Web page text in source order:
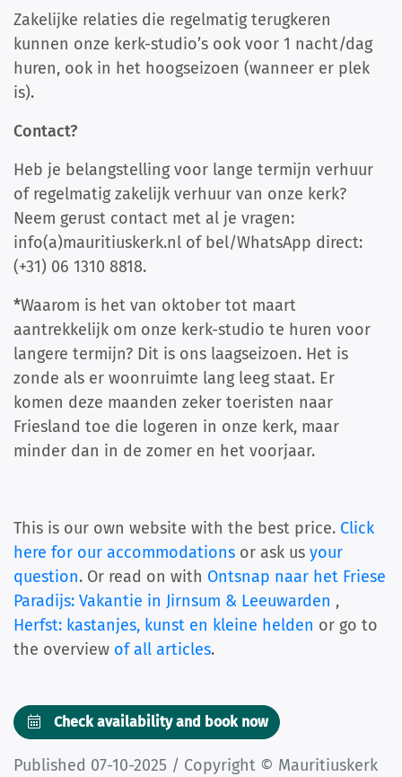
Zakelijke relaties die regelmatig terugkeren
kunnen onze kerk-studio’s ook voor 1 nacht/dag
huren, ook in het hoogseizoen (wanneer er plek
is).
Contact?
Heb je belangstelling voor lange termijn verhuur
of regelmatig zakelijk verhuur van onze kerk?
Neem gerust contact met al je vragen:
info(a)mauritiuskerk.nl of bel/WhatsApp direct:
(+31) 06 1310 8818.
*Waarom is het van oktober tot maart
aantrekkelijk om onze kerk-studio te huren voor
langere termijn? Dit is ons laagseizoen. Het is
zonde als er woonruimte lang leeg staat. Er
komen deze maanden zeker toeristen naar
Friesland toe die logeren in onze kerk, maar
minder dan in de zomer en het voorjaar.
This is our own website with the best price. Click
here for our accommodations or ask us your
question. Or read on with Ontsnap naar het Friese
Paradijs: Vakantie in Jirnsum & Leeuwarden ,
Herfst: kastanjes, kunst en kleine helden or go to
the overview of all articles.
Check availability and book now
Published 07-10-2025 / Copyright © Mauritiuskerk